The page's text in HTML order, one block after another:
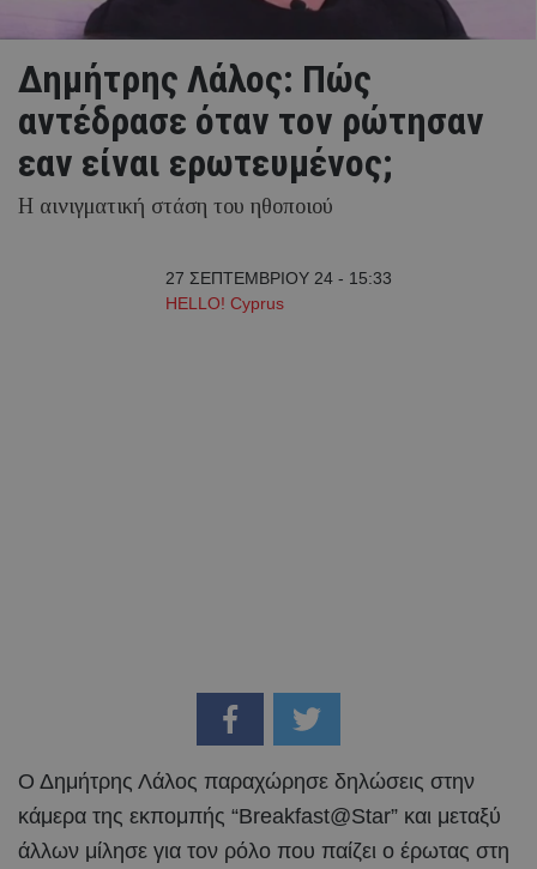
Δημήτρης Λάλος: Πώς
αντέδρασε όταν τον ρώτησαν
εαν είναι ερωτευμένος;
Η αινιγματική στάση του ηθοποιού
27 ΣΕΠΤΕΜΒΡΙΟΥ 24 - 15:33
HELLO! Cyprus
Ο Δημήτρης Λάλος παραχώρησε δηλώσεις στην
κάμερα της εκπομπής “Breakfast@Star” και μεταξύ
άλλων μίλησε για τον ρόλο που παίζει ο έρωτας στη